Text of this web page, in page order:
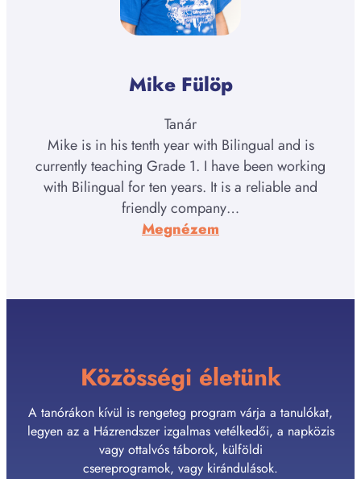
Mike Fülöp
Tanár
Mike is in his tenth year with Bilingual and is
currently teaching Grade 1. I have been working
with Bilingual for ten years. It is a reliable and
friendly company…
Megnézem
Közösségi életünk
A tanórákon kívül is rengeteg program várja a tanulókat,
legyen az a Házrendszer izgalmas vetélkedői, a napközis
vagy ottalvós táborok, külföldi
csereprogramok, vagy kirándulások.